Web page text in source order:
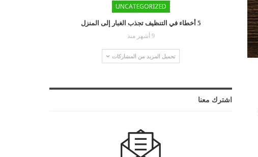
UNCATEGORIZED
5 أخطاء في التنظيف تجذب الغبار إلى المنزل
9 أشهر منذ
تحميل المزيد من المشاركات
اشترك معنا